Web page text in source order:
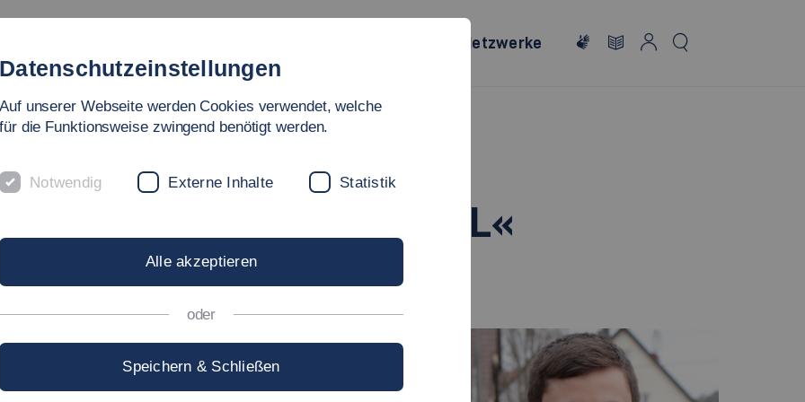
Netzwerke
»CHRISTOPHER KNALL«
Naturwissenschaften, Energie- und Gebäudetechnik
bis 2016 an der Hochschule Esslingen im
der Fakultät Gebäude-Energie-
Datenschutzeinstellungen
Auf unserer Webseite werden Cookies verwendet, welche
für die Funktionsweise zwingend benötigt werden.
Notwendig Externe Inhalte Statistik
Alle akzeptieren
oder
Speichern & Schließen